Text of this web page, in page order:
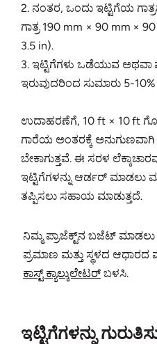
2. ನಂತರ, ಒಂದು ಇಟ್ಟಿಗೆಯ
ಗಾತ್ರ 190 mm × 90 mm ×
3.5 in).
3. ಇಟ್ಟಿಗೆಗಳು ಒಡೆಯುವ ಅಥವಾ
ಇರುವುದರಿಂದ ಸುಮಾರು 5-10%
ಉದಾಹರಣೆಗೆ, 10 ft × 10 ft
ಗಾರೆಯ ಅಂತರಕ್ಕೆ ಅನುಗುಣವಾಗಿ
ಬೇಕಾಗುತ್ತವೆ. ಈ ಸರಳ
ಇಟ್ಟಿಗೆಗಳನ್ನು ಆರ್ಡರ್ ಮಾಡಲು
ತಪ್ಪಿಸಲು ಸಹಾಯ ಮಾಡುತ್ತದೆ.
ನಿಮ್ಮ ಪ್ರಾಜೆಕ್ಟ್‌ನ ಬಜೆಟ್
ಪ್ರಮಾಣ ಮತ್ತು ಸ್ಥಳದ
ಕಾಸ್ಟ್ ಕ್ಯಾಲ್ಕುಲೇಟರ್ಬಳಸಿ.
ಇಟ್ಟಿಗೆಗಳನ್ನು